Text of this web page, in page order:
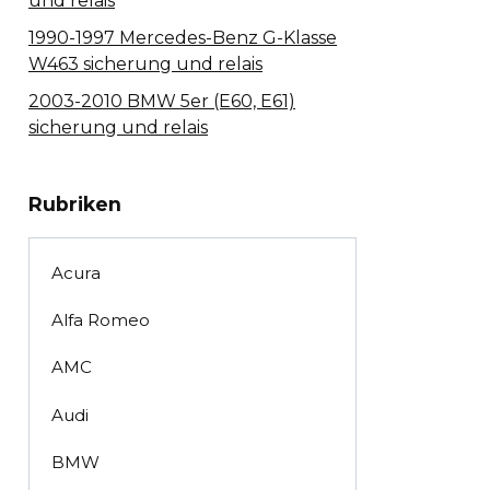
1990-1997 Mercedes-Benz G-Klasse
W463 sicherung und relais
2003-2010 BMW 5er (E60, E61)
sicherung und relais
Rubriken
Acura
Alfa Romeo
AMC
Audi
BMW